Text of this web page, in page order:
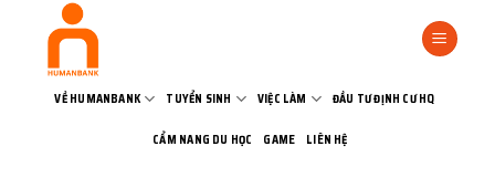
VỀ HUMANBANK TUYỂN SINH VIỆC LÀM ĐẦU TƯ ĐỊNH CƯ HQ
CẨM NANG DU HỌC GAME LIÊN HỆ